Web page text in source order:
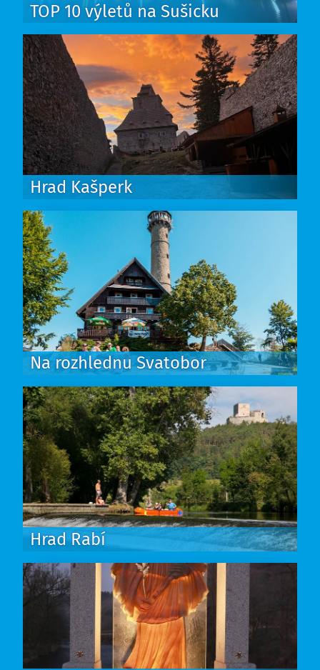
TOP 10 výletů na Sušicku
Hrad Kašperk
Na rozhlednu Svatobor
Hrad Rabí